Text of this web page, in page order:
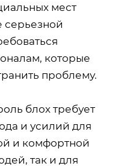
мест
серьезной
которые
проблему.
блох требует
и усилий для
и комфортной
так и для